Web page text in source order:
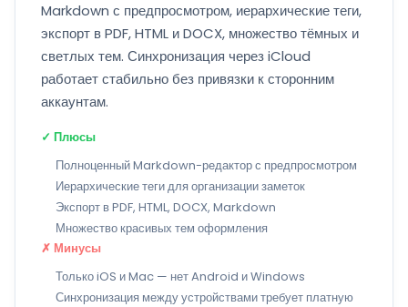
Markdown с предпросмотром, иерархические теги,
экспорт в PDF, HTML и DOCX, множество тёмных и
светлых тем. Синхронизация через iCloud
работает стабильно без привязки к сторонним
аккаунтам.
✓ Плюсы
Полноценный Markdown-редактор с предпросмотром
Иерархические теги для организации заметок
Экспорт в PDF, HTML, DOCX, Markdown
Множество красивых тем оформления
✗ Минусы
Только iOS и Mac — нет Android и Windows
Синхронизация между устройствами требует платную